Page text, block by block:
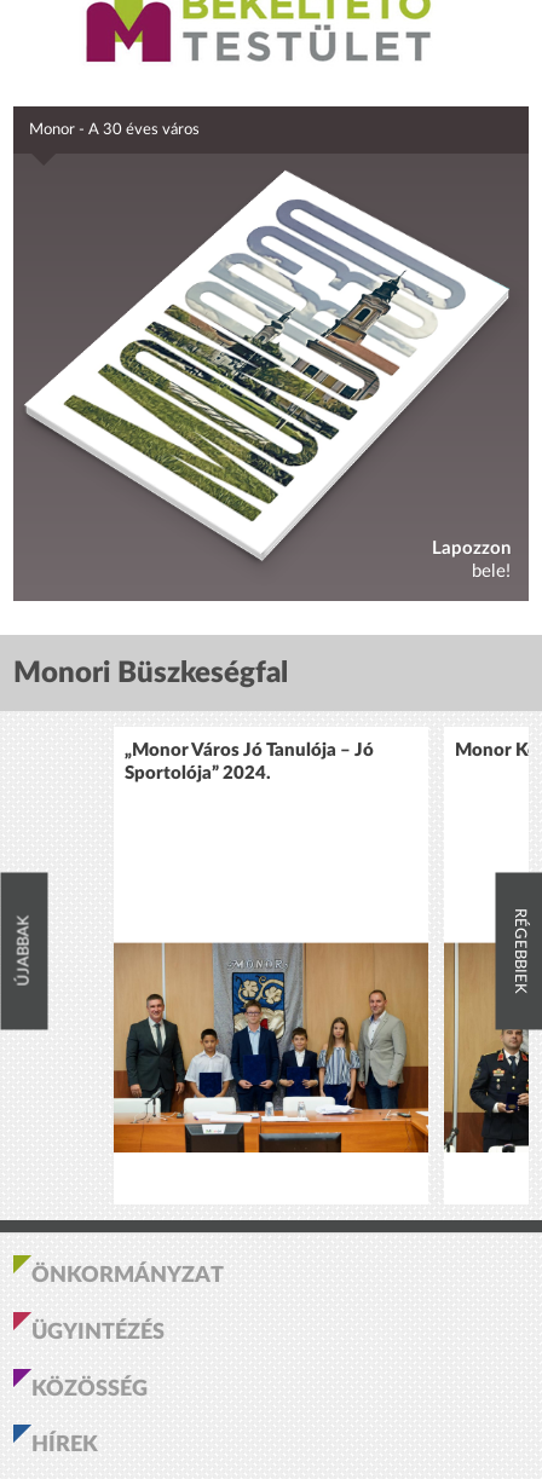
Monor - A 30 éves város
Lapozzon
bele!
Monori Büszkeségfal
ÚJABBAK
„Monor Város Jó Tanulója – Jó
Sportolója” 2024.
Monor
RÉGEBBIEK
ÖNKORMÁNYZAT
ÜGYINTÉZÉS
KÖZÖSSÉG
HÍREK